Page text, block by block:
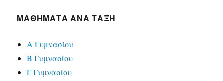
ΜΑΘΉΜΑΤΑ ΑΝΆ ΤΆΞΗ
Α Γυμνασίου
Β Γυμνασίου
Γ Γυμνασίου